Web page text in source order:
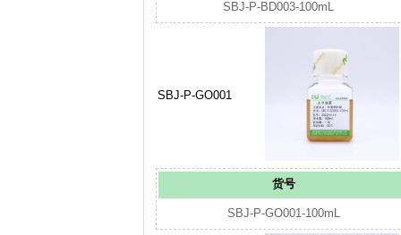
SBJ-P-BD003-100mL
SBJ-P-GO001
货号
SBJ-P-GO001-100mL